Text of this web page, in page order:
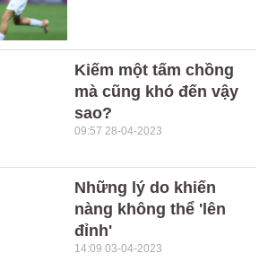
Kiếm một tấm chồng
mà cũng khó đến vậy
sao?
09:57 28-04-2023
Những lý do khiến
nàng không thể 'lên
đỉnh'
14:09 03-04-2023